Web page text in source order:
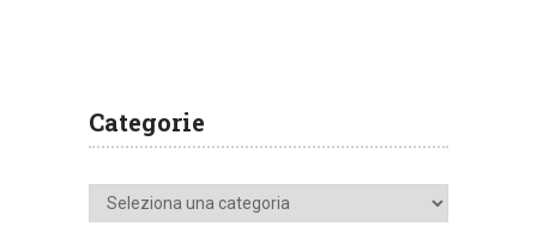
Categorie
Categorie